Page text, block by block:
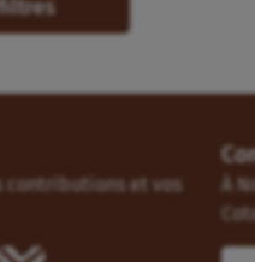
contributions et vos
À